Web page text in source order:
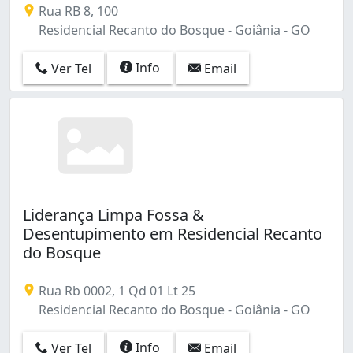
Residencial Canadá (2)
Residencial Cidade Verde (1)
Residencial Kátia (1)
Residencial Maria Lourença (1)
Residencial Morumbi (1)
Setor Centro Oeste (1)
Setor Coimbra (2)
Setor Estrela Dalva (2)
Setor Leste Universitário (6)
Setor Leste Vila Nova (1)
Setor Marista (1)
Rua RB 8, 100
Residencial Recanto do Bosque - Goiânia - GO
Ver Tel Info Email
Liderança Limpa Fossa &
Desentupimento em Residencial Recanto
do Bosque
Rua Rb 0002, 1 Qd 01 Lt 25
Residencial Recanto do Bosque - Goiânia - GO
Ver Tel Info Email